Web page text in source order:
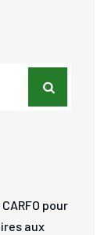
pour
aux